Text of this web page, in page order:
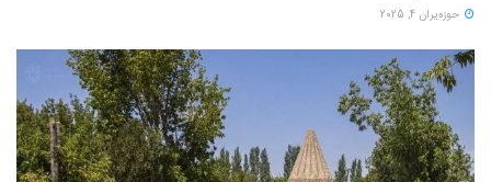
حوزه‌یران 4, 2025